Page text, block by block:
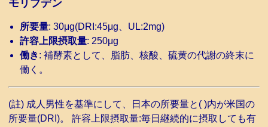
モリブデン
所要量: 30μg(DRI:45μg、UL:2mg)
許容上限摂取量: 250μg
働き: 補酵素として、脂肪、核酸、硫黄の代謝の終末に
働く。
(註) 成人男性を基準にして、日本の所要量と( )内が米国の
所要量(DRI)。 許容上限摂取量:毎日継続的に摂取しても有